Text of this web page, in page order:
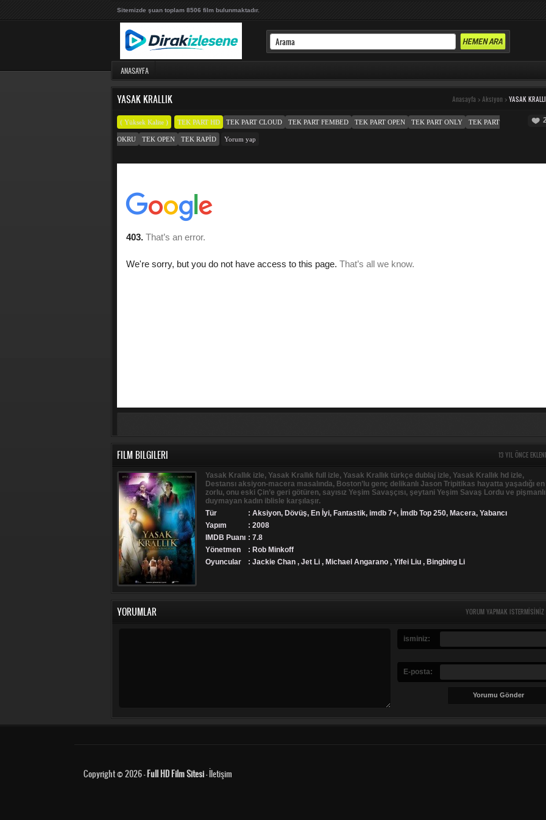
Sitemizde şuan toplam 8506 film bulunmaktadır.
ANASAYFA
YASAK KRALLIK Anasayfa > Aksiyon > YASAK
( Yüksek Kalite ) TEK PART HD TEK PART CLOUD TEK PART FEMBED TEK PART OPEN TEK PART ONLY TEK PART
OKRU TEK OPEN TEK RAPID Yorum yap
FILM BILGILERI 13 YIL ÖNCE
Yasak Krallık izle, Yasak Krallık full izle, Yasak Krallık türkçe dublaj izle, Yasak Krallık hd izle,
Destansı aksiyon-macera masalında, Boston’lu genç delikanlı Jason Tripitikas hayatta yaşadığı en
zorlu, onu eski Çin’e geri götüren, sayısız Yeşim Savaşçısı, şeytani Yeşim Savaş Lordu ve
duymayan kadın iblisle karşılaşır.
Tür
: Aksiyon, Dövüş, En İyi, Fantastik, imdb 7+, İmdb Top 250, Macera, Yabancı
Yapım
: 2008
IMDB Puanı : 7.8
Yönetmen
: Rob Minkoff
Oyuncular
: Jackie Chan , Jet Li , Michael Angarano , Yifei Liu , Bingbing Li
YORUMLAR YORUM YAPMAK
isminiz:
E-posta:
Copyright © 2026 -Full HD Film Sitesi-İletişim